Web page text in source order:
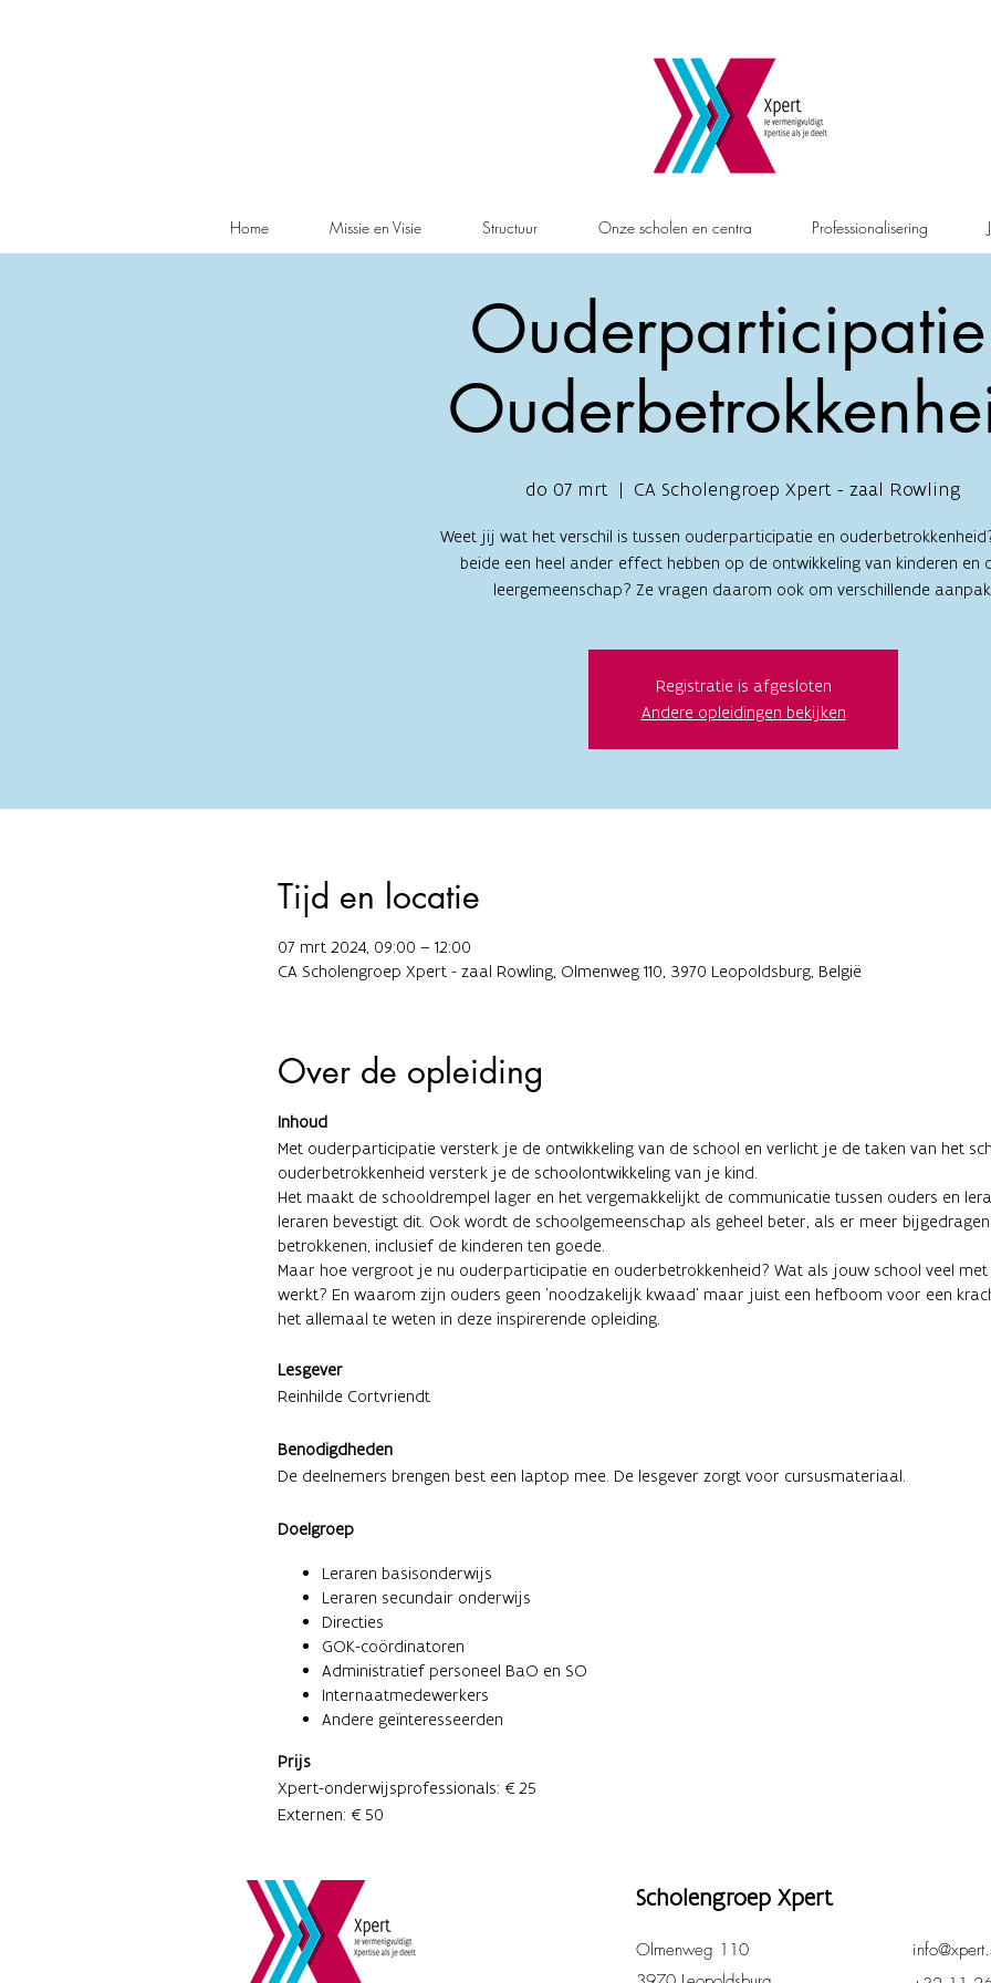
Home Missie en Visie Structuur Onze scholen en centra Professionalisering
do 07 mrt
  |
CA Scholengroep Xpert - zaal Rowling
Weet jij wat het verschil is tussen ouderparticipatie en
beide een heel ander effect hebben op de ontwikkeling van kinderen en
leergemeenschap? Ze vragen daarom ook om verschillende
Registratie is afgesloten
Andere opleidingen bekijken
Tijd en locatie
07 mrt 2024, 09:00 – 12:00
CA Scholengroep Xpert - zaal Rowling, Olmenweg 110, 3970 Leopoldsburg, België
Over de opleiding
Inhoud
Met ouderparticipatie versterk je de ontwikkeling van de school en verlicht je de taken van het
ouderbetrokkenheid versterk je de schoolontwikkeling van je kind.
Het maakt de schooldrempel lager en het vergemakkelijkt de communicatie tussen ouders en
leraren bevestigt dit. Ook wordt de schoolgemeenschap als geheel beter, als er meer
betrokkenen, inclusief de kinderen ten goede.
Maar hoe vergroot je nu ouderparticipatie en ouderbetrokkenheid? Wat als jouw school veel
werkt? En waarom zijn ouders geen 'noodzakelijk kwaad' maar juist een hefboom voor een
het allemaal te weten in deze inspirerende opleiding.
Lesgever
Reinhilde Cortvriendt
Benodigdheden
De deelnemers brengen best een laptop mee. De lesgever zorgt voor cursusmateriaal.
Doelgroep
Leraren basisonderwijs
Leraren secundair onderwijs
Directies
GOK-coördinatoren
Administratief personeel BaO en SO
Internaatmedewerkers
Andere geïnteresseerden
Prijs
Xpert-onderwijsprofessionals: €25
Externen: €50
Scholengroep Xpert
Olmenweg 110